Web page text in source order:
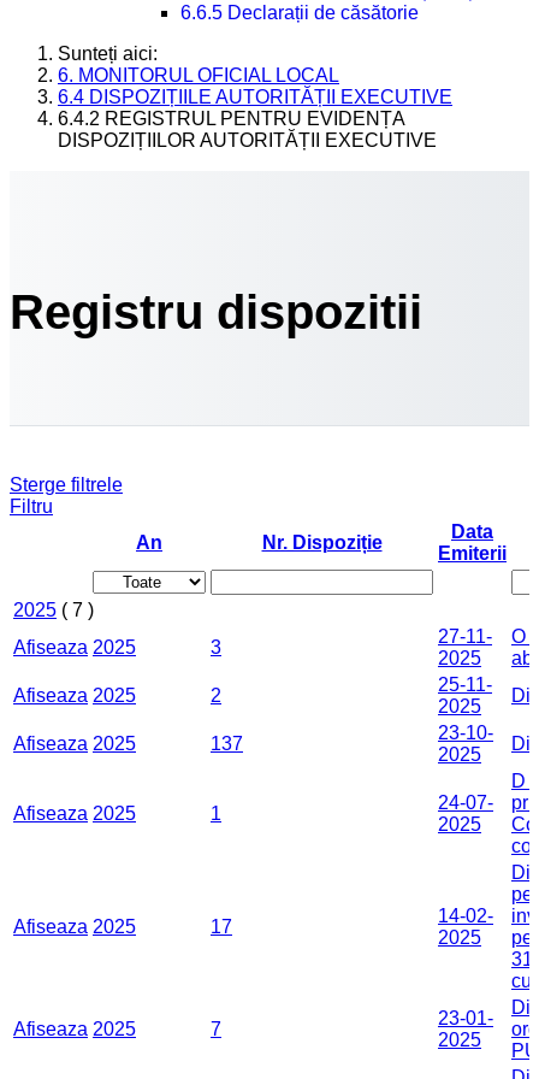
6.6.5 Declarații de căsătorie
Sunteți aici:
6. MONITORUL OFICIAL LOCAL
6.4 DISPOZIȚIILE AUTORITĂȚII EXECUTIVE
6.4.2 REGISTRUL PENTRU EVIDENȚA
DISPOZIȚIILOR AUTORITĂȚII EXECUTIVE
Registru dispozitii
Sterge filtrele
Filtru
An
Nr. Dispoziție
Data
Emiterii
2025 ( 7 )
Afiseaza 2025 3
27-11-
2025
O
Afiseaza 2025 2
25-11-
2025
Afiseaza 2025 137
23-10-
2025
Afiseaza 2025 1
24-07-
2025
D
Afiseaza 2025 17
14-02-
2025
Afiseaza 2025 7
23-01-
2025